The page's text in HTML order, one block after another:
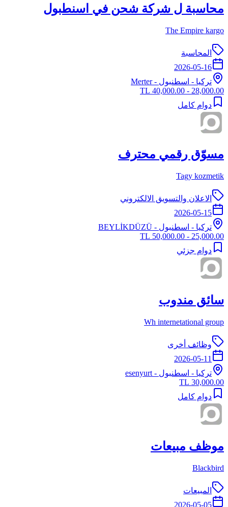
محاسبة ل شركة شحن في اسنطبول
The Empire kargo
المحاسبة
2026-05-16
تركيا - اسطنبول - Merter
28,000.00 - 40,000.00 TL
دوام كامل
مسوّق رقمي محترف
Tagy kozmetik
الاعلان والتسويق الالكتروني
2026-05-15
تركيا - اسطنبول - BEYLİKDÜZÜ
25,000.00 - 50,000.00 TL
دوام جزئي
سائق مندوب
Wh internetational group
وظائف أخرى
2026-05-11
تركيا - اسطنبول - esenyurt
30,000.00 TL
دوام كامل
موظف مبيعات
Blackbird
المبيعات
2026-05-05